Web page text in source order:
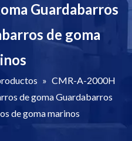
Guardabarros
de goma
» CMR-A-2000H
de goma Guardabarros
de goma marinos